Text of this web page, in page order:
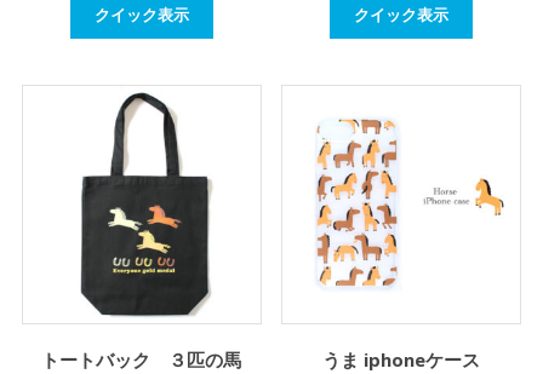
クイック表示 クイック表示
トートバック ３匹の馬 うま iphoneケース